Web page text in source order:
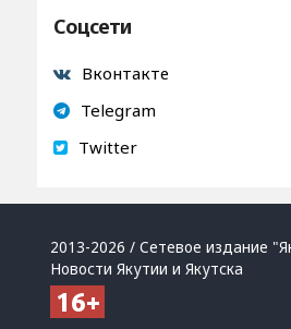
Соцсети
Вконтакте
Telegram
Twitter
2013-2026 / Сетевое издание
Новости Якутии и Якутска